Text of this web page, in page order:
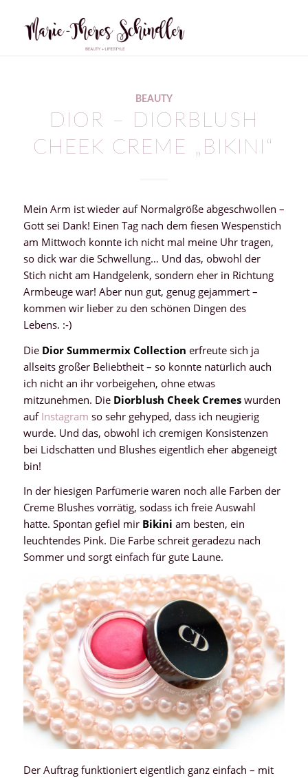
BEAUTY
DIOR – DIORBLUSH
CHEEK CREME „BIKINI“
Mein Arm ist wieder auf Normalgröße abgeschwollen –
Gott sei Dank! Einen Tag nach dem fiesen Wespenstich
am Mittwoch konnte ich nicht mal meine Uhr tragen,
so dick war die Schwellung… Und das, obwohl der
Stich nicht am Handgelenk, sondern eher in Richtung
Armbeuge war! Aber nun gut, genug gejammert –
kommen wir lieber zu den schönen Dingen des
Lebens. :-)
Die Dior Summermix Collection erfreute sich ja
allseits großer Beliebtheit – so konnte natürlich auch
ich nicht an ihr vorbeigehen, ohne etwas
mitzunehmen. DieDiorblush Cheek Cremeswurden
auf Instagram so sehr gehyped, dass ich neugierig
wurde. Und das, obwohl ich cremigen Konsistenzen
bei Lidschatten und Blushes eigentlich eher abgeneigt
bin!
In der hiesigen Parfümerie waren noch alle Farben der
Creme Blushes vorrätig, sodass ich freie Auswahl
hatte. Spontan gefiel mir Bikini am besten, ein
leuchtendes Pink. Die Farbe schreit geradezu nach
Sommer und sorgt einfach für gute Laune.
Der Auftrag funktioniert eigentlich ganz einfach – mit